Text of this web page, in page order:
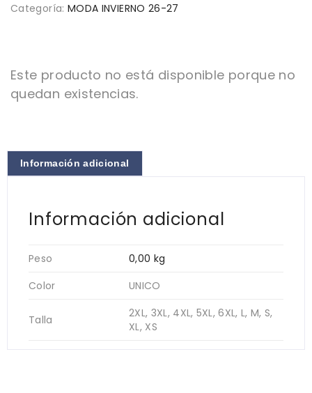
Categoría: MODA INVIERNO 26-27
Este producto no está disponible porque no
quedan existencias.
Información adicional
Información adicional
Peso
0,00 kg
Color
UNICO
Talla
2XL, 3XL, 4XL, 5XL, 6XL, L, M, S,
XL, XS